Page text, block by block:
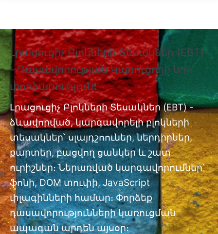
Լրացուցիչ Բլոկների Տեսակներ (EBT)
- Դասավորության Կառուցողի նոր
փորձառություն❗
Լրացուցիչ Բլոկների Տեսակներ (EBT) -
ձևավորված, կարգավորելի բլոկների
տեսակներ՝ սլայդշոուներ, ներդիրներ,
քարտեր, բացվող ցանկեր և շատ
ուրիշներ։ Ներառված կարգավորումներ՝
ֆոնի, DOM տուփի, JavaScript
փլագինների համար։ Փորձեք
դասավորությունների կառուցման
ապագան արդեն այսօր։